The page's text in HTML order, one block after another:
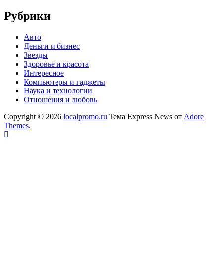
Рубрики
Авто
Деньги и бизнес
Звезды
Здоровье и красота
Интересное
Компьютеры и гаджеты
Наука и технологии
Отношения и любовь
Copyright © 2026 localpromo.ru Тема Express News от Adore
Themes.